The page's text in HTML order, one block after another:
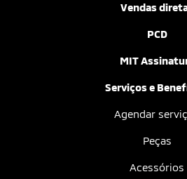
Vendas
PCD
MIT
Serviços e
Agendar
Peças
Acessórios